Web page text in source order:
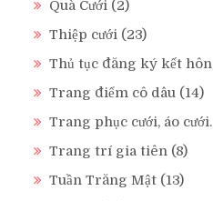
Quà Cưới (2)
Thiệp cưới (23)
Thủ tục đăng ký kết hôn
Trang điểm cô dâu (14)
Trang phục cưới, áo cưới.
Trang trí gia tiên (8)
Tuần Trăng Mật (13)